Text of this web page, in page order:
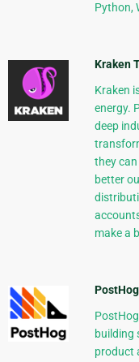
Python,
Kraken
Kraken
energy.
deep
they
better
make a
PostHog
building
product